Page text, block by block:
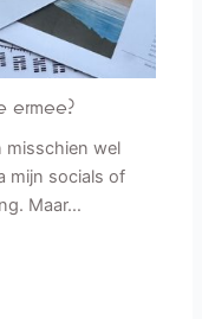
ermee?
misschien wel
mijn socials of
Maar…